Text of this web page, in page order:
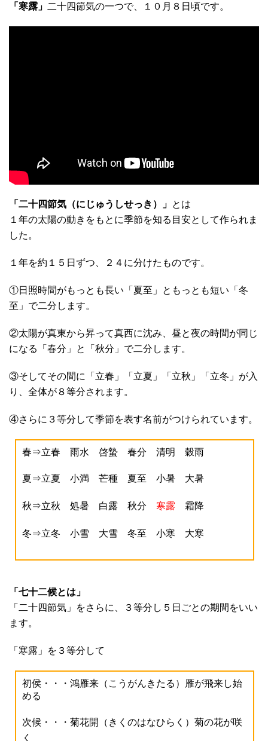
「寒露」 二十四節気の一つで、１０月８日頃です。
「二十四節気（にじゅうしせっき）」 とは
１年の太陽の動きをもとに季節を知る目安として作られま
した。
１年を約１５日ずつ、２４に分けたものです。
①日照時間がもっとも長い「夏至」ともっとも短い「冬
至」で二分します。
②太陽が真東から昇って真西に沈み、昼と夜の時間が同じ
になる「春分」と「秋分」で二分します。
③そしてその間に「立春」「立夏」「立秋」「立冬」が入
り、全体が８等分されます。
④さらに３等分して季節を表す名前がつけられています。
春⇒立春 雨水 啓蟄 春分 清明 穀雨
夏⇒立夏 小満 芒種 夏至 小暑 大暑
秋⇒立秋 処暑 白露 秋分 寒露 霜降
冬⇒立冬 小雪 大雪 冬至 小寒 大寒
「七十二候とは」
「二十四節気」をさらに、３等分し５日ごとの期間をいい
ます。
「寒露」を３等分して
初侯・・・鴻雁来（こうがんきたる）雁が飛来し始
める
次候・・・菊花開（きくのはなひらく）菊の花が咲
く